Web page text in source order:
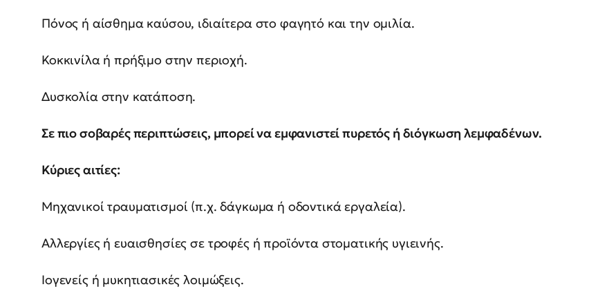
Πόνος ή αίσθημα καύσου, ιδιαίτερα στο φαγητό και την ομιλία.
Κοκκινίλα ή πρήξιμο στην περιοχή.
Δυσκολία στην κατάποση.
Σε πιο σοβαρές περιπτώσεις, μπορεί να εμφανιστεί πυρετός ή διόγκωση λεμφαδένων.
Κύριες αιτίες:
Μηχανικοί τραυματισμοί (π.χ. δάγκωμα ή οδοντικά εργαλεία).
Αλλεργίες ή ευαισθησίες σε τροφές ή προϊόντα στοματικής υγιεινής.
Ιογενείς ή μυκητιασικές λοιμώξεις.